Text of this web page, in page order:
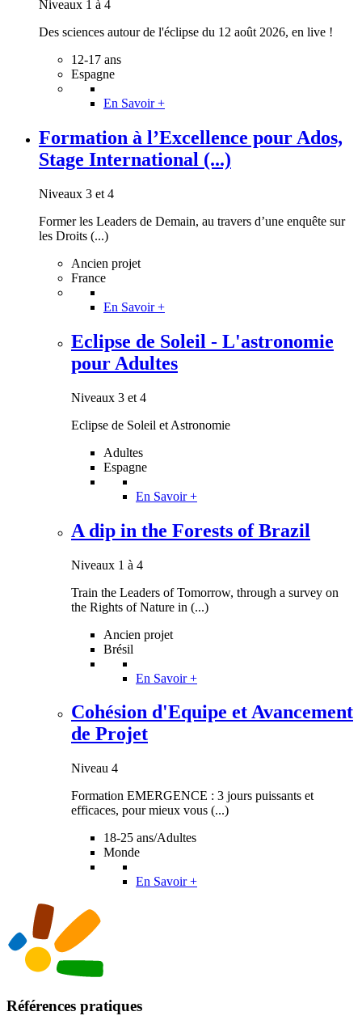
Niveaux 1 à 4
Des sciences autour de l'éclipse du 12 août 2026, en live !
12-17 ans
Espagne
En Savoir +
Formation à l’Excellence pour Ados,
Stage International (...)
Niveaux 3 et 4
Former les Leaders de Demain, au travers d’une enquête sur
les Droits (...)
Ancien projet
France
En Savoir +
Eclipse de Soleil - L'astronomie
pour Adultes
Niveaux 3 et 4
Eclipse de Soleil et Astronomie
Adultes
Espagne
En Savoir +
A dip in the Forests of Brazil
Niveaux 1 à 4
Train the Leaders of Tomorrow, through a survey on
the Rights of Nature in (...)
Ancien projet
Brésil
En Savoir +
Cohésion d'Equipe et Avancement
de Projet
Niveau 4
Formation EMERGENCE : 3 jours puissants et
efficaces, pour mieux vous (...)
18-25 ans/Adultes
Monde
En Savoir +
Références pratiques